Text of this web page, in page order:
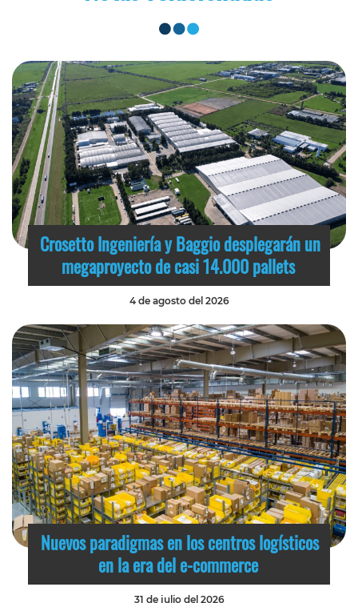
Crosetto Ingeniería y Baggio desplegarán un
megaproyecto de casi 14.000 pallets
4 de agosto del 2026
Nuevos paradigmas en los centros logísticos
en la era del e-commerce
31 de julio del 2026